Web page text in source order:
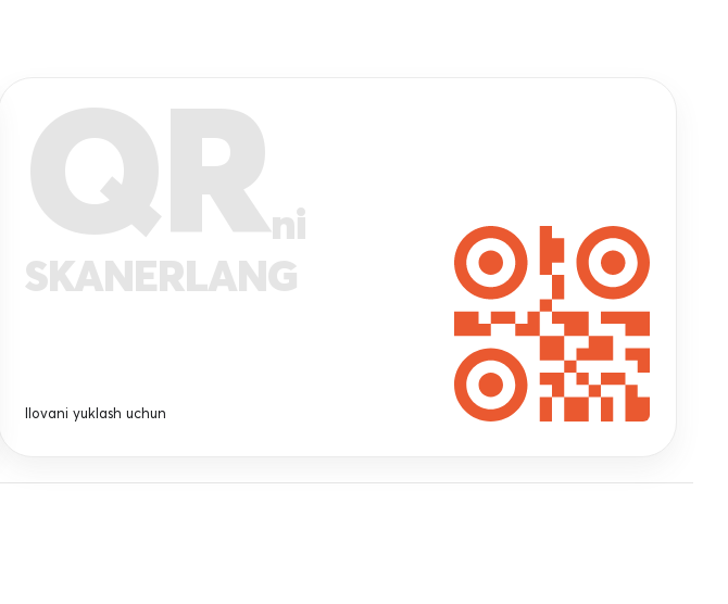
QRni
SKANERLANG
Ilovani yuklash uchun